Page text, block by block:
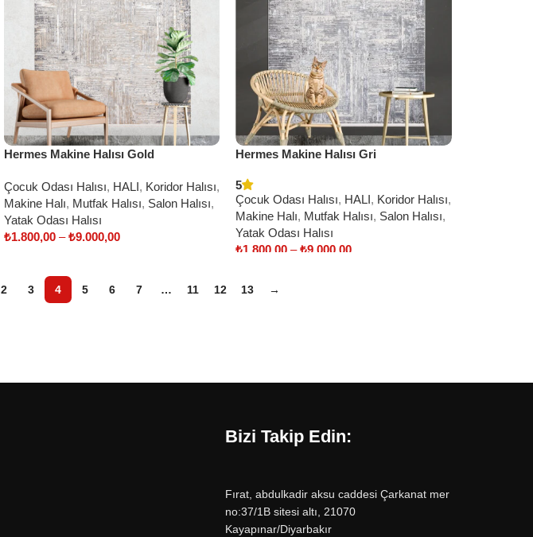
Hermes Makine Halısı Gold
Çocuk Odası Halısı, HALI, Koridor Halısı,
Makine Halı, Mutfak Halısı, Salon Halısı,
Yatak Odası Halısı
₺1.800,00–₺9.000,00
Hermes Makine Halısı Gri
5
Çocuk Odası Halısı, HALI, Koridor Halısı,
Makine Halı, Mutfak Halısı, Salon Halısı,
Yatak Odası Halısı
₺1.800,00 –₺9.000,00
2 3 4 5 6 7 … 11 12 13 →
Bizi Takip Edin:
Fırat, abdulkadir aksu caddesi Çarkanat mer
no:37/1B sitesi altı, 21070
Kayapınar/Diyarbakır